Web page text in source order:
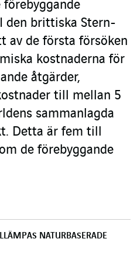
den brittiska Stern-
av de första försöken
kostnaderna för
åtgärder,
till mellan 5
sammanlagda
Detta är fem till
de förebyggande
NATURBASERADE